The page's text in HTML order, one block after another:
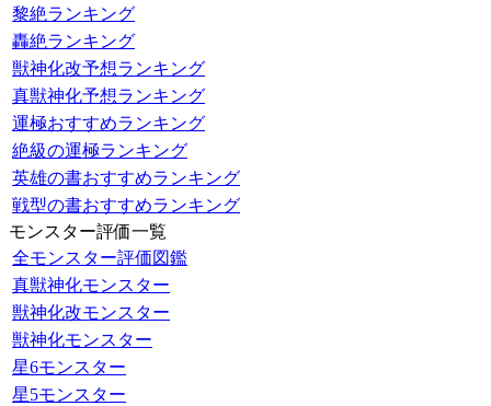
黎絶ランキング
轟絶ランキング
獣神化改予想ランキング
真獣神化予想ランキング
運極おすすめランキング
絶級の運極ランキング
英雄の書おすすめランキング
戦型の書おすすめランキング
モンスター評価一覧
全モンスター評価図鑑
真獣神化モンスター
獣神化改モンスター
獣神化モンスター
星6モンスター
星5モンスター